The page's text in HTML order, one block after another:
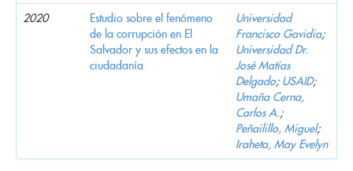
2020
Estudio sobre el fenómeno
de la corrupción en El
Salvador y sus efectos en la
ciudadanía
Universidad
Francisco Gavidia;
Universidad Dr.
José Matías
Delgado; USAID;
Umaña Cerna,
Carlos A.;
Peñailillo, Miguel;
Iraheta, May Evelyn